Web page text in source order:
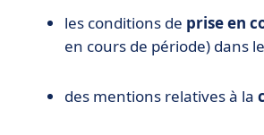
les conditions de prise en
en cours de période) dans
des mentions relatives à la